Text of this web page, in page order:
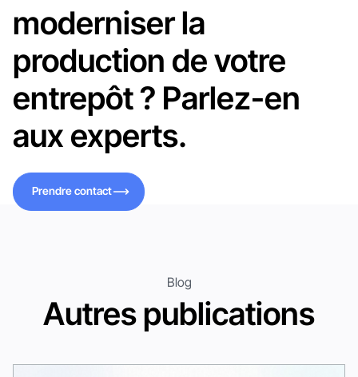
moderniser la
production de votre
entrepôt ? Parlez-en
aux experts.
Prendre contact
Blog
Autres publications